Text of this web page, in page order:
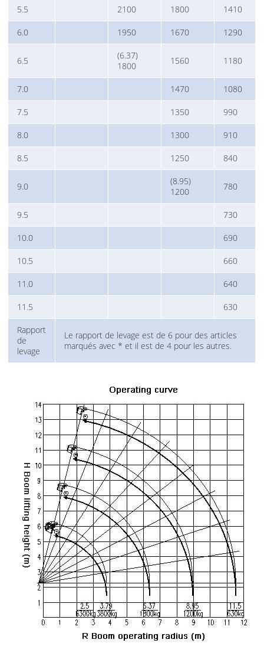
5.5 2100 1800 1410
6.0 1950 1670 1290
6.5
(6.37)
1800
1560 1180
7.0 1470 1080
7.5 1350 990
8.0 1300 910
8.5 1250 840
9.0
(8.95)
1200
780
9.5 730
10.0 690
10.5 660
11.0 640
11.5 630
Rapport
de
levage
Le rapport de levage est de 6 pour des articles
marqués avec * et il est de 4 pour les autres.